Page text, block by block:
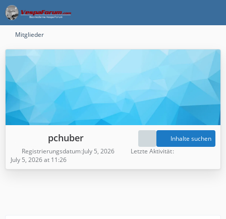
Mitglieder
pchuber
Inhalte suchen
Registrierungsdatum July 5, 2026
Letzte Aktivität
July 5, 2026 at 11:26